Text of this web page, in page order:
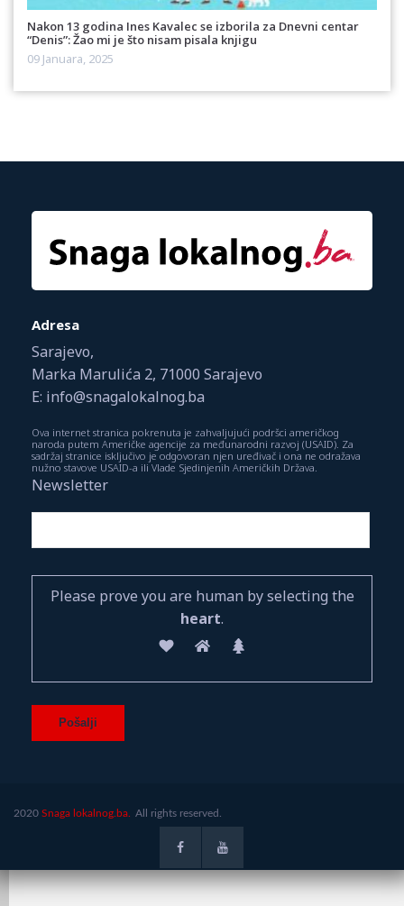
Nakon 13 godina Ines Kavalec se izborila za Dnevni centar
“Denis”: Žao mi je što nisam pisala knjigu
09 Januara, 2025
Adresa
Sarajevo,
Marka Marulića 2, 71000 Sarajevo
E: info@snagalokalnog.ba
Ova internet stranica pokrenuta je zahvaljujući podršci američkog
naroda putem Američke agencije za međunarodni razvoj (USAID). Za
sadržaj stranice isključivo je odgovoran njen uređivač i ona ne odražava
nužno stavove USAID-a ili Vlade Sjedinjenih Američkih Država.
Newsletter
Please prove you are human by selecting the
heart.
2020 Snaga lokalnog.ba. All rights reserved.